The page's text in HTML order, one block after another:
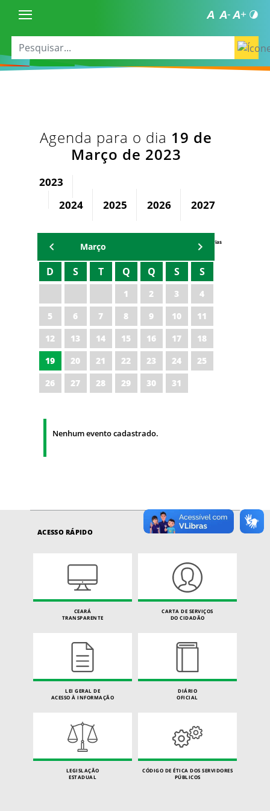
Agenda para o dia 19 de
Março de 2023
2023
2024
2025 2026 2027
Agenda Secretárias
Março
D S T Q Q S S
1 2 3
4
5
6 7 8 9 10
11
12
13 14 15 16 17
18
19
20 21 22 23 24
25
26
27 28 29 30 31
Nenhum evento cadastrado.
ACESSO RÁPIDO
CEARÁ
TRANSPARENTE
CARTA DE SERVIÇOS
DO CIDADÃO
LEI GERAL DE
ACESSO À INFORMAÇÃO
DIÁRIO
OFICIAL
LEGISLAÇÃO
ESTADUAL
CÓDIGO DE ÉTICA DOS SERVIDORES
PÚBLICOS